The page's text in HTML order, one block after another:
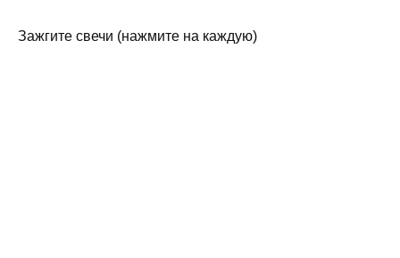
Зажгите свечи (нажмите на каждую)